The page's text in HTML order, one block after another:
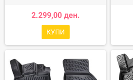
2.299,00 ден.
КУПИ